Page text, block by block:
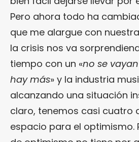
Pero ahora todo ha
que me alargue con
la crisis nos va
tiempo con un «no se
hay más» y la industria
alcanzando una situación
claro, tenemos casi cuatro
espacio para el optimismo.